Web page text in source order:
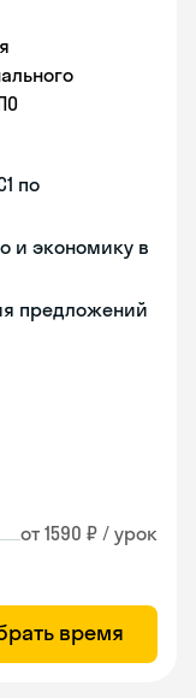
по
и экономику в
предложений
от 1590 ₽ / урок
время